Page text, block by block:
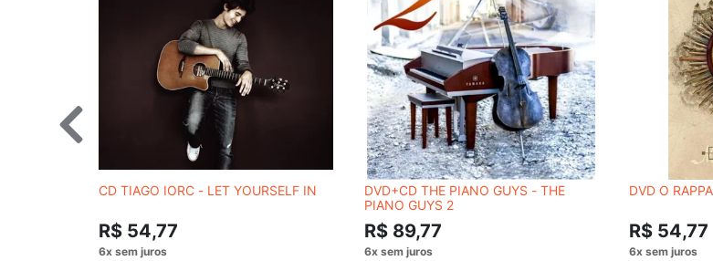
CD TIAGO IORC - LET YOURSELF IN
R$ 54,77
DVD+CD THE PIANO GUYS - THE
PIANO GUYS 2
R$ 89,77
DVD O
R$ 54,77